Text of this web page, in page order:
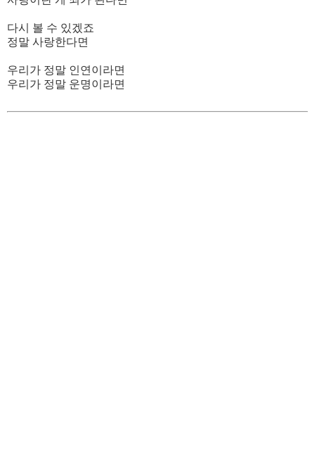
다시 볼 수 있겠죠
정말 사랑한다면
우리가 정말 인연이라면
우리가 정말 운명이라면